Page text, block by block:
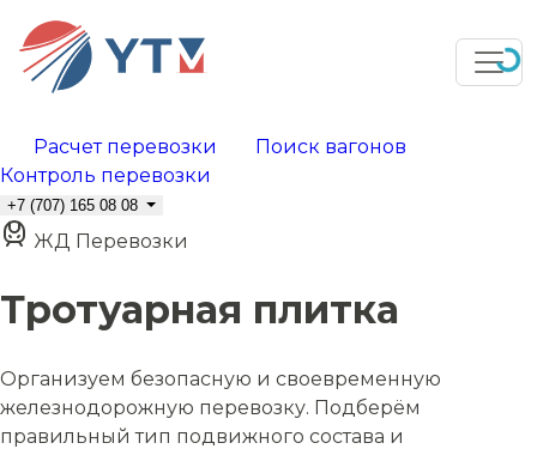
Расчет перевозки
Поиск вагонов
Контроль перевозки
+7 (707) 165 08 08
ЖД Перевозки
Тротуарная плитка
Организуем безопасную и своевременную
железнодорожную перевозку. Подберём
правильный тип подвижного состава и